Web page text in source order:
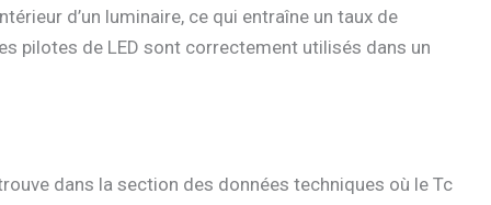
d’un luminaire, ce qui entraîne un taux de
pilotes de LED sont correctement utilisés dans un
dans la section des données techniques où le Tc